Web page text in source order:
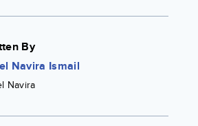
By
Navira Ismail
Navira